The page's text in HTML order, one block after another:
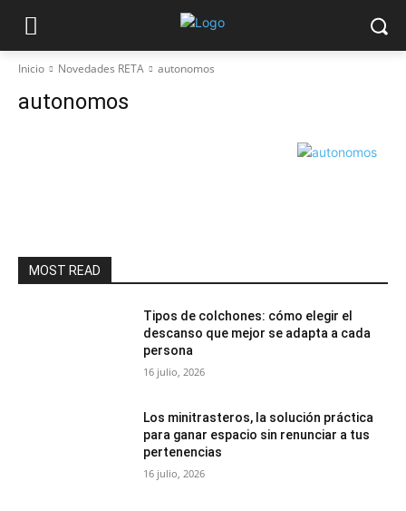
Inicio Novedades RETA autonomos
autonomos
MOST READ
Tipos de colchones: cómo elegir el
descanso que mejor se adapta a cada
persona
16 julio, 2026
Los minitrasteros, la solución práctica
para ganar espacio sin renunciar a tus
pertenencias
16 julio, 2026